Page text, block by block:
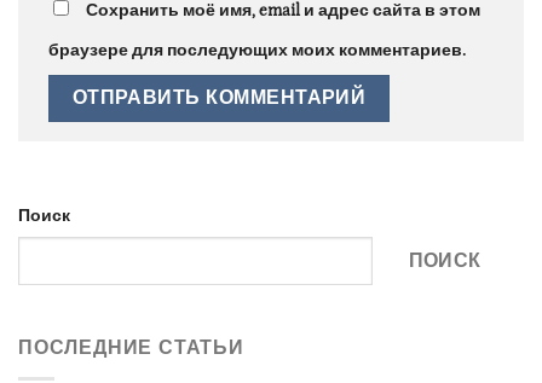
Сохранить моё имя, email и адрес сайта в этом
браузере для последующих моих комментариев.
Поиск
ПОИСК
ПОСЛЕДНИЕ СТАТЬИ